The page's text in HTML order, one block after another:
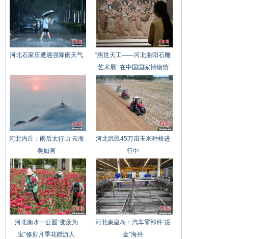
河北石家庄遭遇强降雨天气
“惠世天工——河北曲阳石雕
艺术展” 在中国国家博物馆
开幕
河北内丘：雨后太行山 云海
美如画
河北武邑45万亩玉米种植进
行中
河北衡水一公园“变废为
宝”修剪月季花赠游人
河北秦皇岛：汽车零部件“掘
金”海外